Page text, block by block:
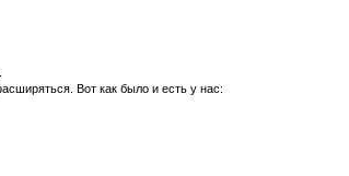
Вот как было и есть у нас: